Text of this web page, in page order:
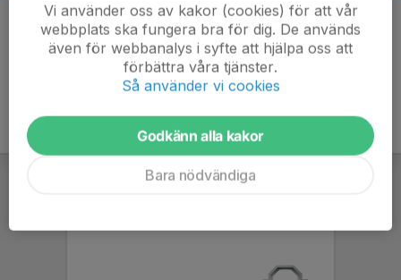
Kommentarer
Vi använder oss av kakor (cookies) för att vår
webbplats ska fungera bra för dig. De används
även för webbanalys i syfte att hjälpa oss att
förbättra våra tjänster.
Så använder vi cookies
Godkänn alla kakor
Bara nödvändiga